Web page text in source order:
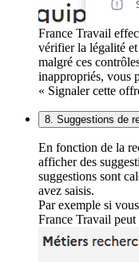
France Travail
vérifier la légalité
malgré ces
inappropriés, vous
« Signaler cette
8. Suggestions de
En fonction de la
afficher des
suggestions sont
avez saisis.
Par exemple si
France Travail